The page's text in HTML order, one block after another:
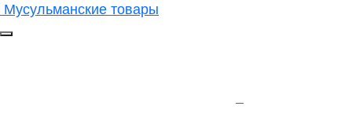
Мусульманские товары